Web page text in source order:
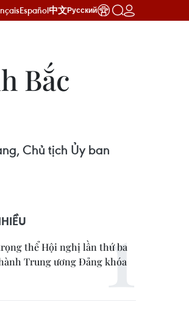
Español中文Русский
Bắc
Chủ tịch Ủy ban
thể Hội nghị lần thứ ba
Trung ương Đảng khóa